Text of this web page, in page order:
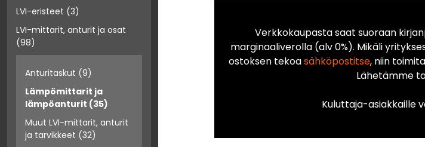
LVI-eristeet (3)
LVI-mittarit, anturit ja osat
(98)
Anturitaskut (9)
Lämpömittarit ja
lämpöanturit (35)
Muut LVI-mittarit, anturit
ja tarvikkeet (32)
Verkkokaupasta saat suoraan
marginaaliverolla (alv 0%). Mikäli
ostoksen tekoasähköpostitse, niin
Lähetämme
Kuluttaja-asiakkaille